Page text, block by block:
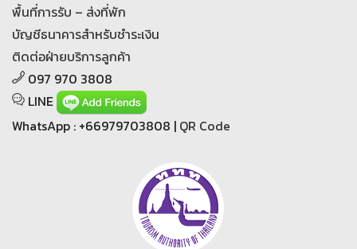
พื้นที่การรับ – ส่งที่พัก
บัญชีธนาคารสำหรับชำระเงิน
ติดต่อฝ่ายบริการลูกค้า
097 970 3808
LINE
WhatsApp : +66979703808 | QR Code